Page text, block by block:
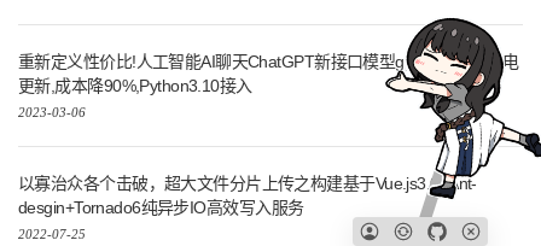
重新定义性价比!人工智能AI聊天ChatGPT新接口模型gpt-3.5-turbo闪电
更新,成本降90%,Python3.10接入
2023-03-06
以寡治众各个击破，超大文件分片上传之构建基于Vue.js3.0+Ant-
desgin+Tornado6纯异步IO高效写入服务
2022-07-25